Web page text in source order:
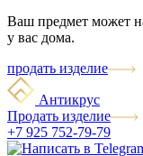
Ваш предмет может
у вас дома.
продать изделие
Антикрус
Продать изделие
+7 925 752-79-79